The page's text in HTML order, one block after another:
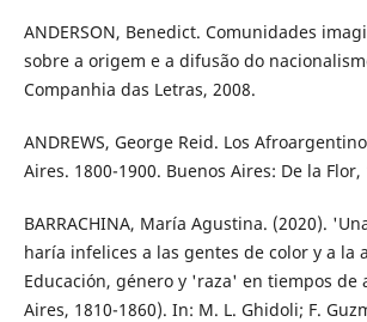
ANDERSON, Benedict. Comunidades
sobre a origem e a difusão do
Companhia das Letras, 2008.
ANDREWS, George Reid. Los
Aires. 1800-1900. Buenos Aires: De la Flor,
BARRACHINA, María Agustina. (2020).
haría infelices a las gentes de color y a la
Educación, género y 'raza' en tiempos de
Aires, 1810-1860). In: M. L. Ghidoli; F.